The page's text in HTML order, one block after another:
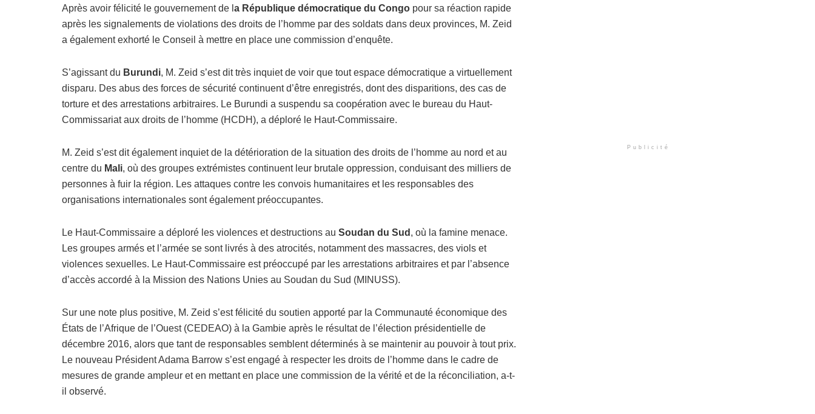
Après avoir félicité le gouvernement de l a République démocratique du Congo pour sa réaction rapide
après les signalements de violations des droits de l’homme par des soldats dans deux provinces, M. Zeid
a également exhorté le Conseil à mettre en place une commission d’enquête.
S’agissant du Burundi, M. Zeid s’est dit très inquiet de voir que tout espace démocratique a virtuellement
disparu. Des abus des forces de sécurité continuent d’être enregistrés, dont des disparitions, des cas de
torture et des arrestations arbitraires. Le Burundi a suspendu sa coopération avec le bureau du Haut-
Commissariat aux droits de l’homme (HCDH), a déploré le Haut-Commissaire.
M. Zeid s’est dit également inquiet de la détérioration de la situation des droits de l’homme au nord et au
centre du Mali, où des groupes extrémistes continuent leur brutale oppression, conduisant des milliers de
personnes à fuir la région. Les attaques contre les convois humanitaires et les responsables des
organisations internationales sont également préoccupantes.
Le Haut-Commissaire a déploré les violences et destructions au Soudan du Sud , où la famine menace.
Les groupes armés et l’armée se sont livrés à des atrocités, notamment des massacres, des viols et
violences sexuelles. Le Haut-Commissaire est préoccupé par les arrestations arbitraires et par l’absence
d’accès accordé à la Mission des Nations Unies au Soudan du Sud (MINUSS).
Sur une note plus positive, M. Zeid s’est félicité du soutien apporté par la Communauté économique des
États de l’Afrique de l’Ouest (CEDEAO) à la Gambie après le résultat de l’élection présidentielle de
décembre 2016, alors que tant de responsables semblent déterminés à se maintenir au pouvoir à tout prix.
Le nouveau Président Adama Barrow s’est engagé à respecter les droits de l’homme dans le cadre de
mesures de grande ampleur et en mettant en place une commission de la vérité et de la réconciliation, a-t-
il observé.
Publicité